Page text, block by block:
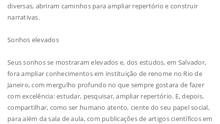
diversas, abriram caminhos para ampliar repertório e construir
narrativas.
Sonhos elevados
Seus sonhos se mostraram elevados e, dos estudos, em Salvador,
fora ampliar conhecimentos em instituição de renome no Rio de
Janeiro, com mergulho profundo no que sempre gostara de fazer
com excelência: estudar, pesquisar, ampliar repertório. E, depois,
compartilhar, como ser humano atento, ciente do seu papel social,
para além da sala de aula, com publicações de artigos científicos em